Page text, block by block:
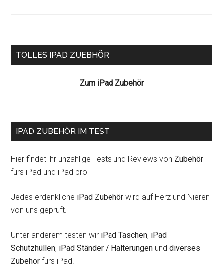
den
Seitenspalte
TOLLES IPAD ZUEBHÖR
Zum iPad Zubehör
IPAD ZUBEHÖR IM TEST
Hier findet ihr unzählige Tests und Reviews von Zubehör
fürs iPad und iPad pro
Jedes erdenkliche iPad Zubehör wird auf Herz und Nieren
von uns geprüft.
Unter anderem testen wir iPad Taschen, iPad
Schutzhüllen, iPad Ständer / Halterungen unddiverses
Zubehör fürs iPad.